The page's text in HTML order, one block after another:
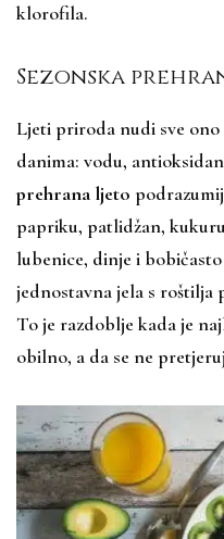
klorofila.
Sezonska
Ljeti priroda nudi sve
danima: vodu,
prehrana ljeto
papriku, patlidžan,
lubenice, dinje i
jednostavna jela s
To je razdoblje kada je
obilno, a da se ne